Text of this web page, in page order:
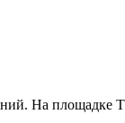
На площадке